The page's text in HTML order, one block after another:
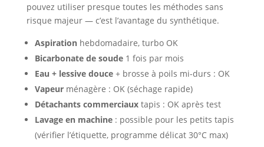
pouvez utiliser presque toutes les méthodes sans
risque majeur — c’est l’avantage du synthétique.
Aspirationhebdomadaire, turbo OK
Bicarbonate de soude1 fois par mois
Eau + lessive douce+ brosse à poils mi-durs : OK
Vapeurménagère : OK (séchage rapide)
Détachants commerciauxtapis : OK après test
Lavage en machine: possible pour les petits tapis
(vérifier l’étiquette, programme délicat 30°C max)